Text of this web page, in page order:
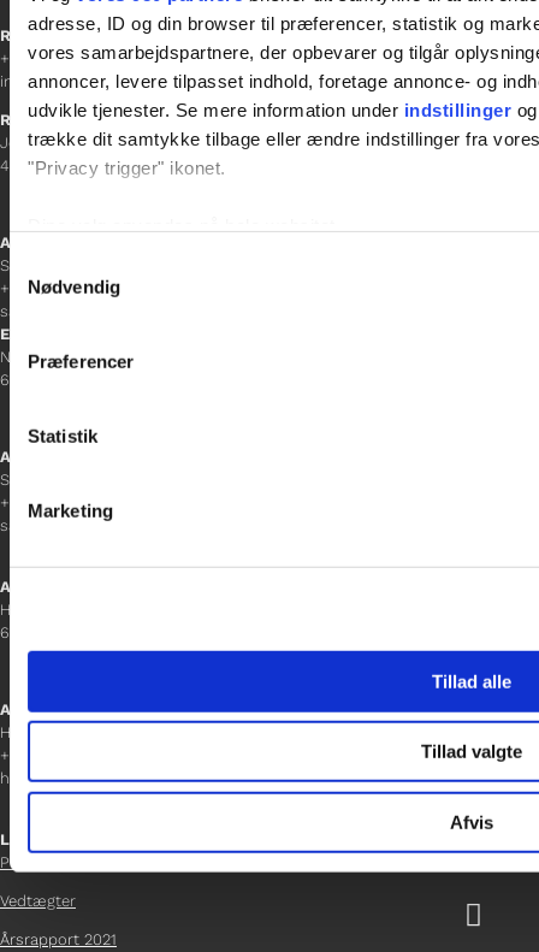
adresse, ID og din browser til præferencer, statistik og
vores samarbejdspartnere, der opbevarer og tilgår
annoncer, levere tilpasset indhold, foretage annonce- og
udvikle tjenester. Se mere information under indstillinger
trække dit samtykke tilbage eller ændre indstillinger fra
"Privacy trigger" ikonet.
Vi bruger cookies til at tilpasse vores indhold og annoncer,
data med andre oplysninger, du har givet dem, eller som de
Nødvendig
Præferencer
Statistik
Marketing
Tillad alle
Tillad valgte
Afvis
Receptionen
+45 38 12 01 00
information@gladfonden.dk
Ringsted
Jernbanevej 8
4100 Ringsted
Afdelingschef
Sacha Lohmann Weiss
+45 40 27 91 11
sacha.lw@gladfonden.dk
Esbjerg
Norgesgade 1, 2. sal
6700 Esbjerg
Afdelingschef
Sanne Hansen
+45 23 69 19 35
sanne.h@gladfonden.dk
Aabenraa
H P Hanssens Gade 23, 2.
6200 Aabenraa
Afdelingschef
Helene Teichert
+45 29 37 32 41
helene.t@gladfonden.dk
Links
Persondatapolitik
Vedtægter
Årsrapport 2021

